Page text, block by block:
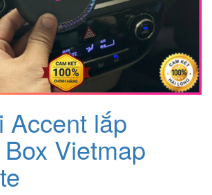
Accent lắp
Vietmap